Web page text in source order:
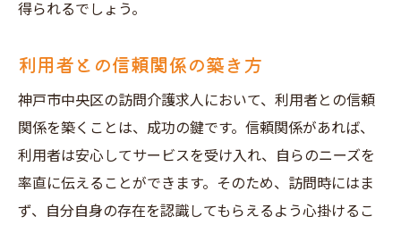
得られるでしょう。
利用者との信頼関係の築き方
神戸市中央区の訪問介護求人において、利用者との信頼
関係を築くことは、成功の鍵です。信頼関係があれば、
利用者は安心してサービスを受け入れ、自らのニーズを
率直に伝えることができます。そのため、訪問時にはま
ず、自分自身の存在を認識してもらえるよう心掛けるこ